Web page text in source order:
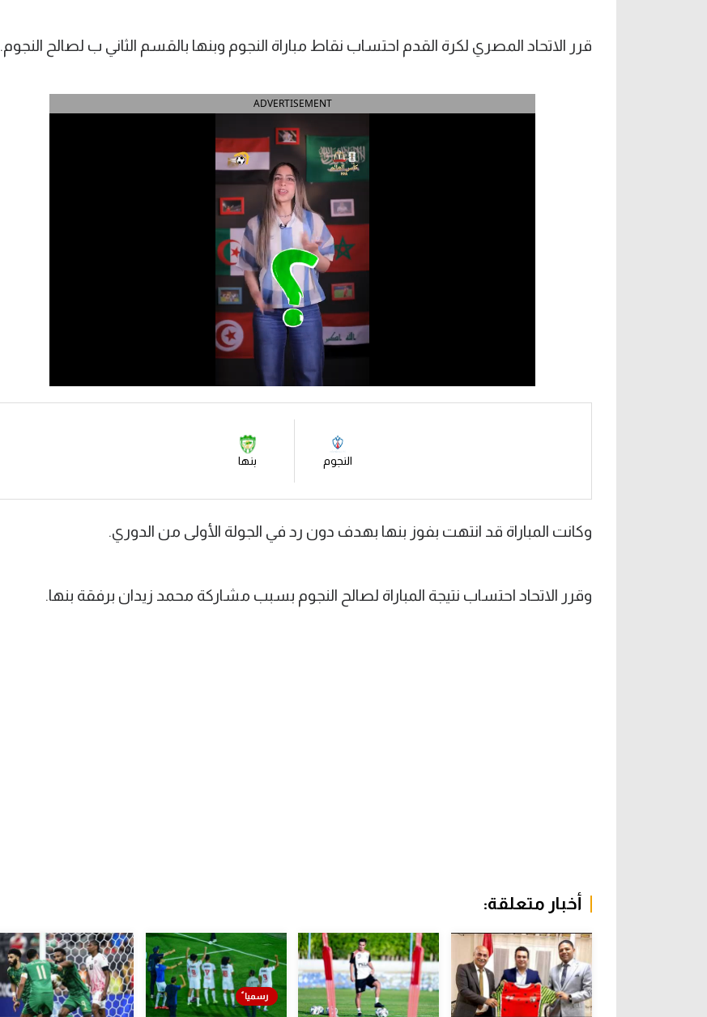
قرر الاتحاد المصري لكرة القدم احتساب نقاط مباراة النجوم وبنها بالقسم الثاني ب لصالح النجوم.
ADVERTISEMENT
النجوم بنها
وكانت المباراة قد انتهت بفوز بنها بهدف دون رد في الجولة الأولى من الدوري.
وقرر الاتحاد احتساب نتيجة المباراة لصالح النجوم بسبب مشاركة محمد زيدان برفقة بنها.
أخبار متعلقة: